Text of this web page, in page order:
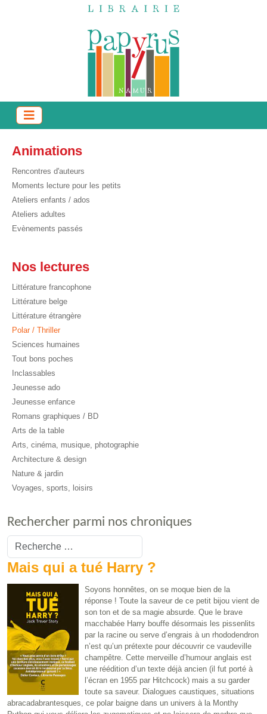
Animations
Rencontres d'auteurs
Moments lecture pour les petits
Ateliers enfants / ados
Ateliers adultes
Evènements passés
Nos lectures
Littérature francophone
Littérature belge
Littérature étrangère
Polar / Thriller
Sciences humaines
Tout bons poches
Inclassables
Jeunesse ado
Jeunesse enfance
Romans graphiques / BD
Arts de la table
Arts, cinéma, musique, photographie
Architecture & design
Nature & jardin
Voyages, sports, loisirs
Rechercher parmi nos chroniques
Valider
Type 2 or more characters for results.
Mais qui a tué Harry ?
Soyons honnêtes, on se moque bien de la
réponse ! Toute la saveur de ce petit bijou vient de
son ton et de sa magie absurde. Que le brave
macchabée Harry bouffe désormais les pissenlits
par la racine ou serve d’engrais à un rhododendron
n’est qu’un prétexte pour découvrir ce vaudeville
champêtre. Cette merveille d’humour anglais est
une réédition d’un texte déjà ancien (il fut porté à
l’écran en 1955 par Hitchcock) mais a su garder
toute sa saveur. Dialogues caustiques, situations
abracadabrantesques, ce polar baigne dans un univers à la Monthy